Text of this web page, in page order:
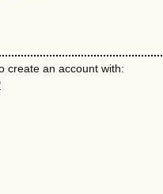
create an account with: